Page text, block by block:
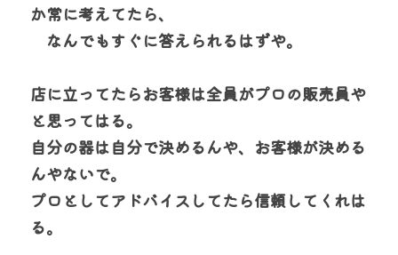
か常に考えてたら、
なんでもすぐに答えられるはずや。
店に立ってたらお客様は全員がプロの販売員や
と思ってはる。
自分の器は自分で決めるんや、お客様が決める
んやないで。
プロとしてアドバイスしてたら信頼してくれは
る。